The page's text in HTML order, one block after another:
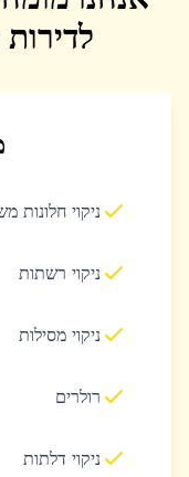
ניקוי חלונות
ניקוי רשתות
ניקוי מסילות
רולרים
ניקוי דלתות